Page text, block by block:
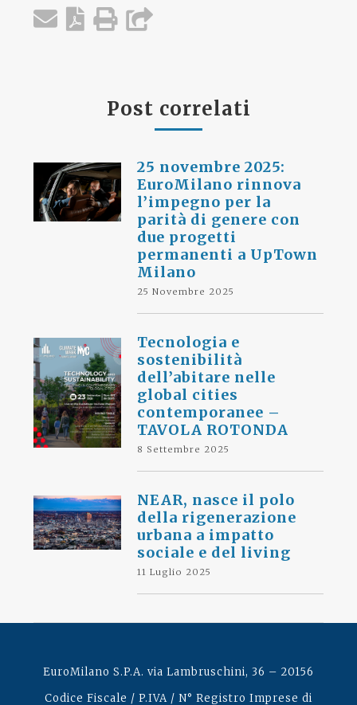
Post correlati
25 novembre 2025:
EuroMilano rinnova
l’impegno per la
parità di genere con
due progetti
permanenti a UpTown
Milano
25 Novembre 2025
Tecnologia e
sostenibilità
dell’abitare nelle
global cities
contemporanee –
TAVOLA ROTONDA
8 Settembre 2025
NEAR, nasce il polo
della rigenerazione
urbana a impatto
sociale e del living
11 Luglio 2025
EuroMilano S.P.A. via Lambruschini, 36 – 20156
Codice Fiscale / P.IVA / N° Registro Imprese di